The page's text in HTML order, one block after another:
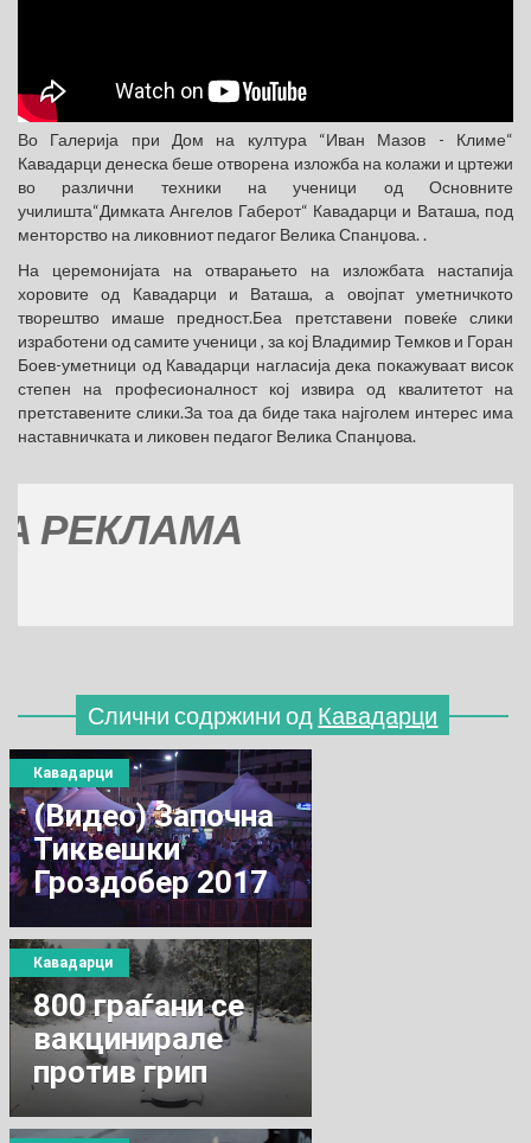
Во Галерија при Дом на култура “Иван Мазов - Климе“
Кавадарци денеска беше отворена изложба на колажи и цртежи
во различни техники на ученици од Основните
училишта“Димката Ангелов Габерот“ Кавадарци и Ваташа, под
менторство на ликовниот педагог Велика Спанџова. .
На церемонијата на отварањето на изложбата настапија
хоровите од Кавадарци и Ваташа, а овојпат уметничкото
творештво имаше предност.Беа претставени повеќе слики
изработени од самите ученици , за кој Владимир Темков и Горан
Боев-уметници од Кавадарци нагласија дека покажуваат висок
степен на професионалност кој извира од квалитетот на
претставените слики.За тоа да биде така најголем интерес има
наставничката и ликовен педагог Велика Спанџова.
Слични содржини од Кавадарци
(Видео) Започна
Тиквешки
Гроздобер 2017
Кавадарци
800 граѓани се
вакцинирале
против грип
Кавадарци